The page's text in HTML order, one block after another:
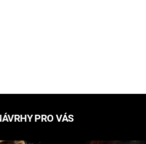
PRO VÁS